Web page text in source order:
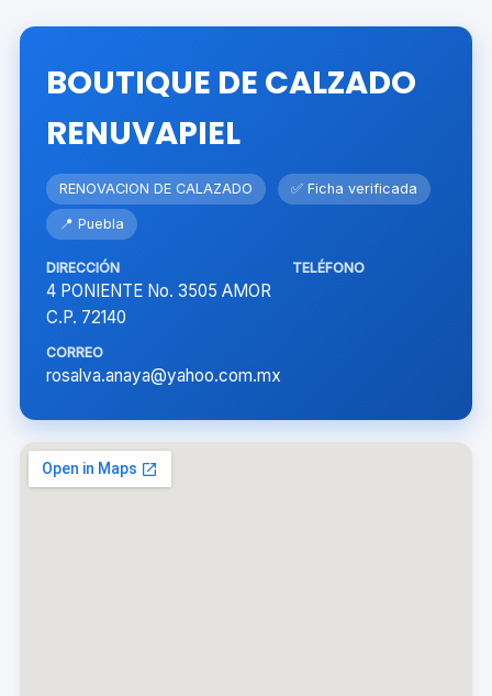
BOUTIQUE DE CALZADO
RENUVAPIEL
RENOVACION DE CALAZADO ✅ Ficha verificada
📍 Puebla
DIRECCIÓN
4 PONIENTE No. 3505 AMOR
C.P. 72140
TELÉFONO
CORREO
rosalva.anaya@yahoo.com.mx